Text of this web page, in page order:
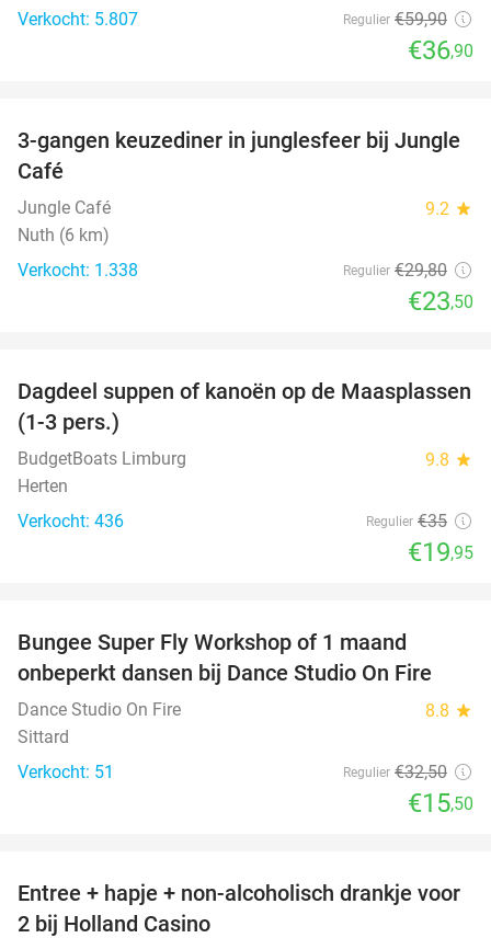
Verkocht: 5.807 Regulier €59,90
€36,90
21%
3-gangen keuzediner in junglesfeer bij Jungle
Café
Jungle Café 9.2 star
Nuth (6 km)
Verkocht: 1.338
Regulier €29,80
€23,50
43%
Dagdeel suppen of kanoën op de Maasplassen
(1-3 pers.)
BudgetBoats Limburg 9.8 star
Herten
Verkocht: 436
Regulier €35
€19,95
Bungee Super Fly Workshop of 1 maand
onbeperkt dansen bij Dance Studio On Fire
Dance Studio On Fire 8.8 star
Sittard
Verkocht: 51
Regulier €32,50
€15,50
52%
Entree + hapje + non-alcoholisch drankje voor
2 bij Holland Casino